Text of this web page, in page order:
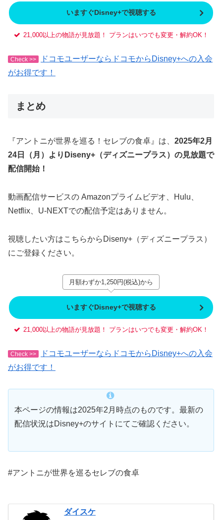
いますぐDisney+で視聴する
21,000以上の物語が見放題！ プランはいつでも変更・解約OK！
Check >>
ドコモユーザーならドコモからDisney+への入会
がお得です！
まとめ
『アントニが世界を巡る！セレブの食卓』は、 2025年2月
24日（月）よりDiseny+（ディズニープラス）の見放題で
配信開始！
動画配信サービスの Amazonプライムビデオ、Hulu、
Netflix、U-NEXTでの配信予定はありません。
視聴したい方はこちらからDiseny+（ディズニープラス）
にご登録ください。
月額わずか1,250円(税込)から
いますぐDisney+で視聴する
21,000以上の物語が見放題！ プランはいつでも変更・解約OK！
Check >>
ドコモユーザーならドコモからDisney+への入会
がお得です！
本ページの情報は2025年2月時点のものです。最新の
配信状況はDisney+のサイトにてご確認ください。
#アントニが世界を巡るセレブの食卓
ダイスケ